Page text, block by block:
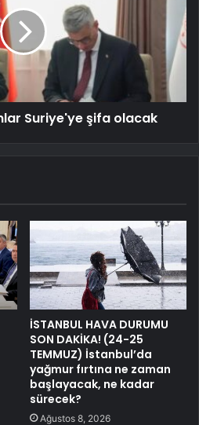
Suriye'ye şifa olacak
İSTANBUL HAVA DURUMU
SON DAKİKA! (24-25
TEMMUZ) İstanbul’da
yağmur fırtına ne zaman
başlayacak, ne kadar
sürecek?
Ağustos 8, 2026